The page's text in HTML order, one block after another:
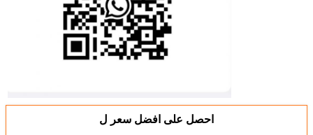
احصل على افضل سعر ل